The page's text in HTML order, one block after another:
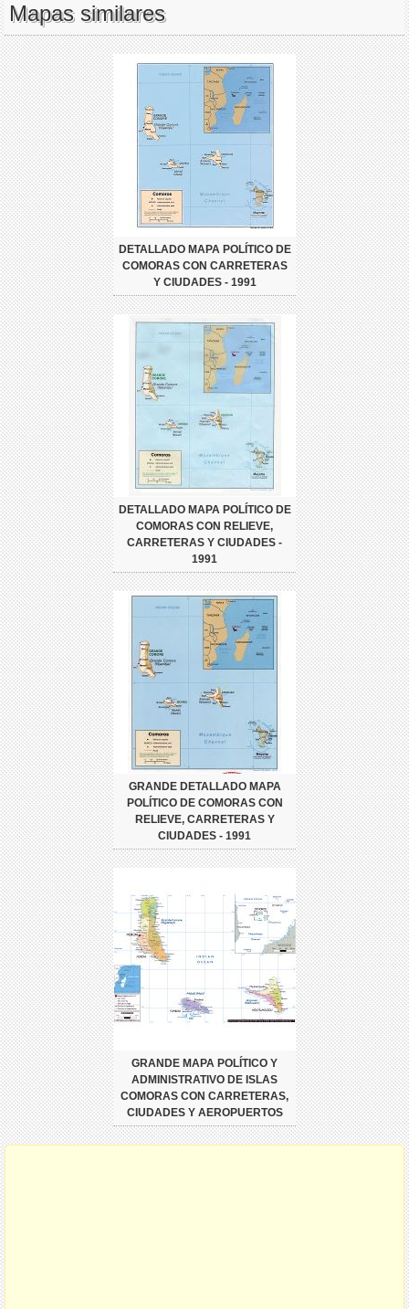
Mapas similares
DETALLADO MAPA POLÍTICO DE
COMORAS CON CARRETERAS
Y CIUDADES - 1991
DETALLADO MAPA POLÍTICO DE
COMORAS CON RELIEVE,
CARRETERAS Y CIUDADES -
1991
GRANDE DETALLADO MAPA
POLÍTICO DE COMORAS CON
RELIEVE, CARRETERAS Y
CIUDADES - 1991
GRANDE MAPA POLÍTICO Y
ADMINISTRATIVO DE ISLAS
COMORAS CON CARRETERAS,
CIUDADES Y AEROPUERTOS